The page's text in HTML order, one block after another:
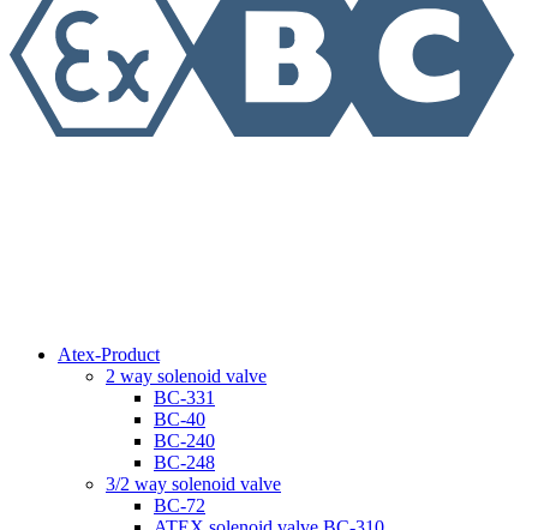
Atex-Product
2 way solenoid valve
BC-331
BC-40
BC-240
BC-248
3/2 way solenoid valve
BC-72